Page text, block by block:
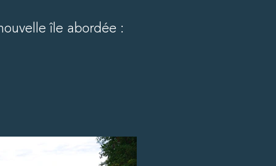
île abordée :